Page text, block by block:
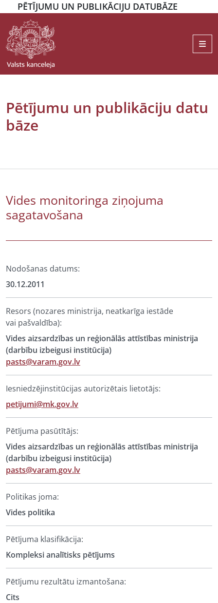
PĒTĪJUMU UN PUBLIKĀCIJU DATUBĀZE
Pētījumu un publikāciju datu
bāze
Vides monitoringa ziņojuma
sagatavošana
Nodošanas datums:
30.12.2011
Resors (nozares ministrija, neatkarīga iestāde
vai pašvaldība):
Vides aizsardzības un reģionālās attīstības ministrija
(darbību izbeigusi institūcija)
pasts@varam.gov.lv
Iesniedzējinstitūcijas autorizētais lietotājs:
petijumi@mk.gov.lv
Pētījuma pasūtītājs:
Vides aizsardzības un reģionālās attīstības ministrija
(darbību izbeigusi institūcija)
pasts@varam.gov.lv
Politikas joma:
Vides politika
Pētījuma klasifikācija:
Kompleksi analītisks pētījums
Pētījumu rezultātu izmantošana:
Cits